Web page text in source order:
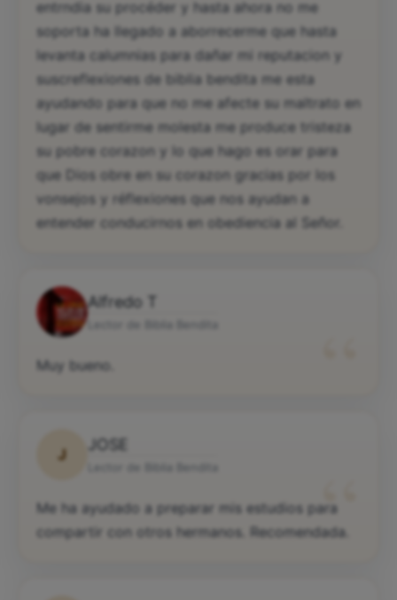
entrndia su procéder y hasta ahora no me
soporta ha llegado a aborrecerme que hasta
levanta calumnias para dañar mi reputacion y
suscreflexiones de biblia bendita me esta
ayudando para que no me afecte su maltrato en
lugar de sentirme molesta me produce tristeza
su pobre corazon y lo que hago es orar para
que Dios obre en su corazon gracias por los
vonsejos y réflexiones que nos ayudan a
entender conducirnos en obediencia al Señor.
Alfredo T
Muy bueno.
J
JOSE
“
Me ha ayudado a preparar mis estudios para
compartir con otros hermanos. Recomendada.